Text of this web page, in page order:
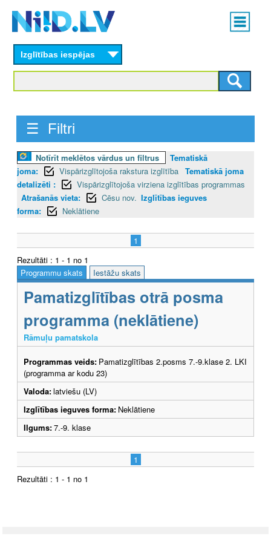
content
Main
menu
Izglītības iespējas
☰ Filtri
Notīrīt meklētos vārdus un filtrus
Tematiskā
joma:
Vispārizglītojoša rakstura izglītība Tematiskā joma
detalizēti :
Vispārizglītojoša virziena izglītības programmas
Atrašanās vieta:
Cēsu nov. Izglītības ieguves
forma:
Neklātiene
1
Rezultāti : 1 - 1 no 1
Programmu skats
Iestāžu skats
Pamatizglītības otrā posma
programma (neklātiene)
Rāmuļu pamatskola
Programmas veids: Pamatizglītības 2.posms 7.-9.klase 2. LKI
(programma ar kodu 23)
Valoda:latviešu (LV)
Izglītības ieguves forma: Neklātiene
Ilgums:7.-9. klase
1
Rezultāti : 1 - 1 no 1